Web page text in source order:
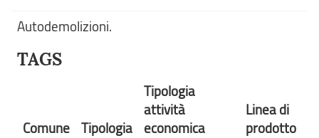
Autodemolizioni.
TAGS
Comune Tipologia
Tipologia
attività
economica
Linea di
prodotto